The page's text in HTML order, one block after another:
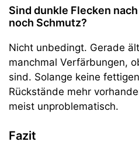
Sind dunkle Flecken
noch Schmutz?
Nicht unbedingt. Gerade
manchmal Verfärbungen,
sind. Solange keine
Rückstände mehr
meist unproblematisch.
Fazit